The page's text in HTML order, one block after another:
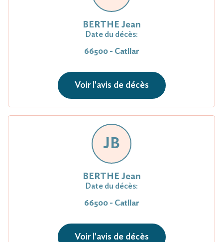
BERTHE Jean
Date du décès:
66500 - Catllar
Voir l'avis de décès
JB
BERTHE Jean
Date du décès:
66500 - Catllar
Voir l'avis de décès